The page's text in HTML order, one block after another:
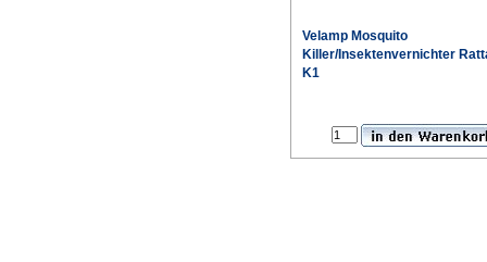
Velamp Mosquito
Killer/Insektenvernichter
K1